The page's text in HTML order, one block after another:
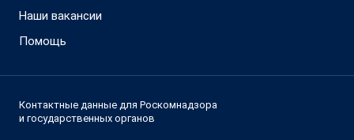
Наши вакансии
Помощь
Контактные данные для Роскомнадзора
и государственных органов